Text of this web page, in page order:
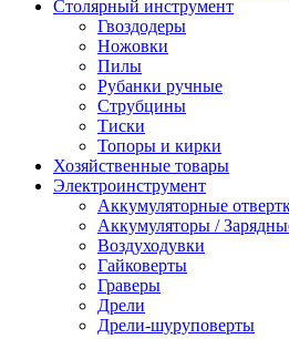
Столярный инструмент
Гвоздодеры
Ножовки
Пилы
Рубанки ручные
Струбцины
Тиски
Топоры и кирки
Хозяйственные товары
Электроинструмент
Аккумуляторные
Аккумуляторы /
Воздуходувки
Гайковерты
Граверы
Дрели
Дрели-шуруповерты